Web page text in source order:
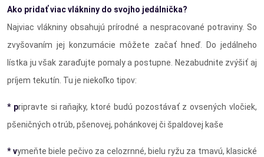
Ako pridať viac vlákniny do svojho jedálnička?
Najviac vlákniny obsahujú prírodné a nespracované potraviny. So
zvyšovaním jej konzumácie môžete začať hneď. Do jedálneho
lístka ju však zaraďujte pomaly a postupne. Nezabudnite zvýšiť aj
príjem tekutín. Tu je niekoľko tipov:
* pripravte si raňajky, ktoré budú pozostávať z ovsených vločiek,
pšeničných otrúb, pšenovej, pohánkovej či špaldovej kaše
* vymeňte biele pečivo za celozrnné, bielu ryžu za tmavú, klasické